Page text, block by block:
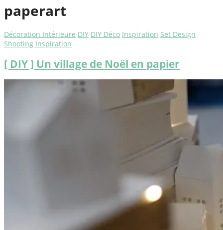
paperart
Décoration Intérieure DIY DIY Déco Inspiration Set Design
Shooting Inspiration
[ DIY ] Un village de Noël en papier